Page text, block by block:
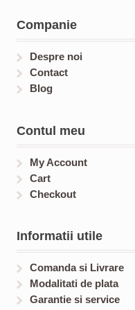
Companie
Despre noi
Contact
Blog
Contul meu
My Account
Cart
Checkout
Informatii utile
Comanda si Livrare
Modalitati de plata
Garantie si service